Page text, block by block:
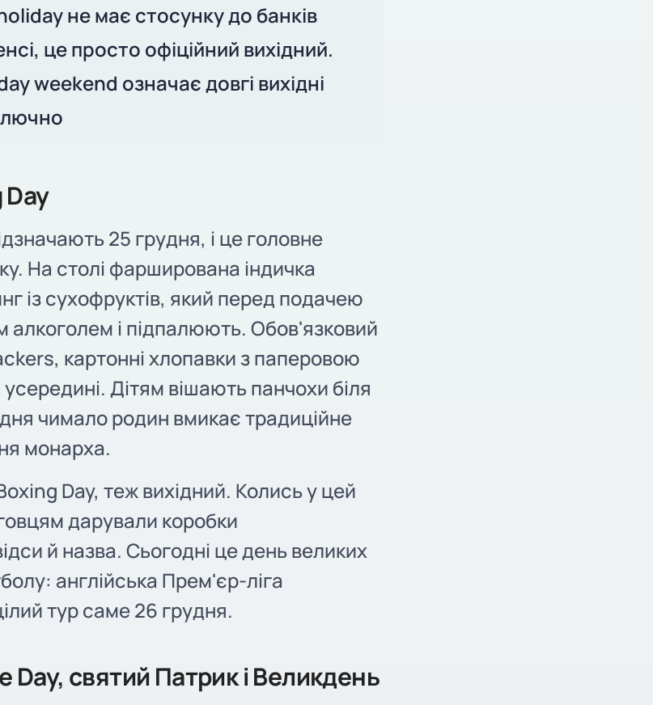
не має стосунку до банків
це просто офіційний вихідний.
weekend означає довгі вихідні
Day
25 грудня, і це головне
На столі фарширована індичка
із сухофруктів, який перед подачею
алкоголем і підпалюють. Обов'язковий
картонні хлопавки з паперовою
Дітям вішають панчохи біля
дня чимало родин вмикає традиційне
монарха.
Day, теж вихідний. Колись у цей
дарували коробки
й назва. Сьогодні це день великих
англійська Прем'єр-ліга
тур саме 26 грудня.
Day, святий Патрик і Великдень